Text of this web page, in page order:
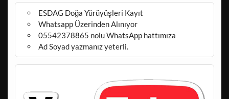
ESDAG Doğa Yürüyüşleri Kayıt
Whatsapp Üzerinden Alınıyor
05542378865 nolu WhatsApp hattımıza
Ad Soyad yazmanız yeterli.